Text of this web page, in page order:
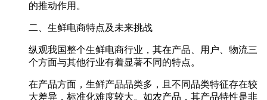
的推动作用。
二、生鲜电商特点及未来挑战
纵观我国整个生鲜电商行业，其在产品、用户、物流三
个方面与其他行业有着显著不同的特点。
在产品方面，生鲜产品品类多，且不同品类特征存在较
大差异，标准化难度较大。如农产品，其产品特性是非